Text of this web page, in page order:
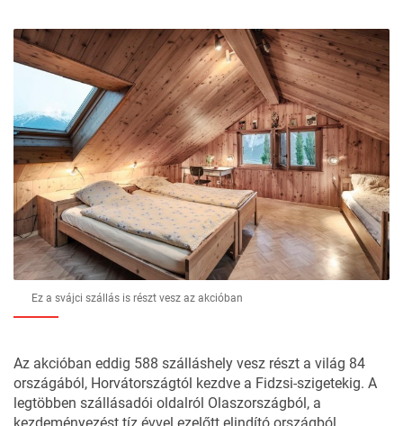
Ez a svájci szállás is részt vesz az akcióban
Az akcióban eddig 588 szálláshely vesz részt a világ 84
országából, Horvátországtól kezdve a Fidzsi-szigetekig. A
legtöbben szállásadói oldalról Olaszországból, a
kezdeményezést tíz évvel ezelőtt elindító országból